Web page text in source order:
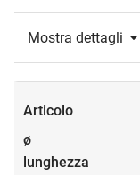
Mostra dettagli